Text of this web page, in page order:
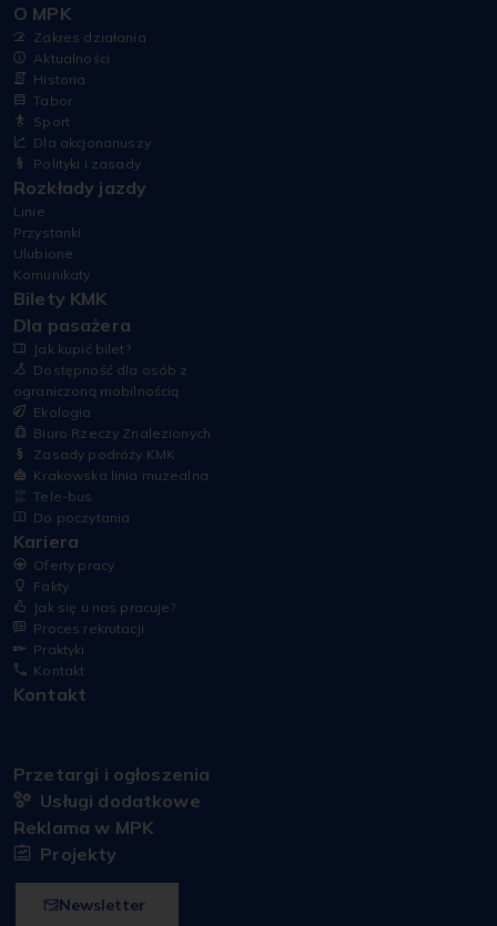
O MPK
Zakres działania
Aktualności
Historia
Tabor
Sport
Dla akcjonariuszy
Polityki i zasady
Rozkłady jazdy
Linie
Przystanki
Ulubione
Komunikaty
Bilety KMK
Dla pasażera
Jak kupić bilet?
Dostępność dla osób z
ograniczoną mobilnością
Ekologia
Biuro Rzeczy Znalezionych
Zasady podróży KMK
Krakowska linia muzealna
Tele-bus
Do poczytania
Kariera
Oferty pracy
Fakty
Jak się u nas pracuje?
Proces rekrutacji
Praktyki
Kontakt
Kontakt
Przetargi i ogłoszenia
Usługi dodatkowe
Reklama w MPK
Projekty
Newsletter